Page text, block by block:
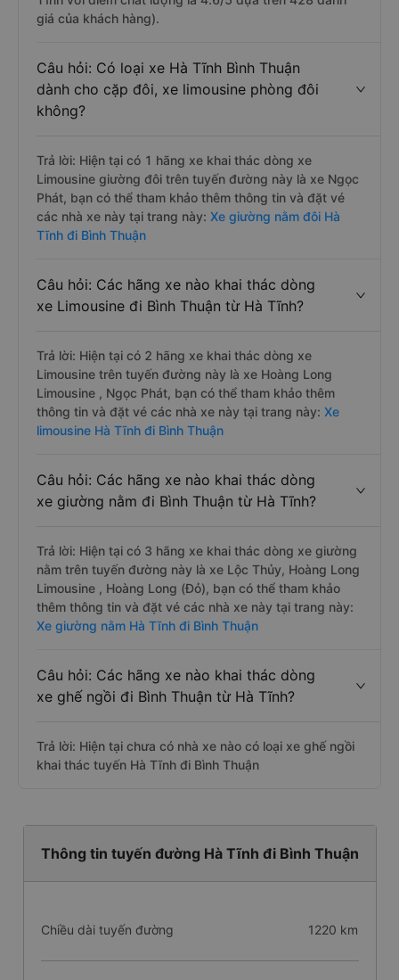
giá của khách hàng).
Câu hỏi: Có loại xe Hà Tĩnh Bình Thuận
dành cho cặp đôi, xe limousine phòng đôi
không?
Trả lời: Hiện tại có 1 hãng xe khai thác dòng xe
Limousine giường đôi trên tuyến đường này là xe Ngọc
Phát, bạn có thể tham khảo thêm thông tin và đặt vé
các nhà xe này tại trang này: Xe giường nằm đôi Hà
Tĩnh đi Bình Thuận
Câu hỏi: Các hãng xe nào khai thác dòng
xe Limousine đi Bình Thuận từ Hà Tĩnh?
Trả lời: Hiện tại có 2 hãng xe khai thác dòng xe
Limousine trên tuyến đường này là xe Hoàng Long
Limousine , Ngọc Phát, bạn có thể tham khảo thêm
thông tin và đặt vé các nhà xe này tại trang này: Xe
limousine Hà Tĩnh đi Bình Thuận
Câu hỏi: Các hãng xe nào khai thác dòng
xe giường nằm đi Bình Thuận từ Hà Tĩnh?
Trả lời: Hiện tại có 3 hãng xe khai thác dòng xe giường
nằm trên tuyến đường này là xe Lộc Thủy, Hoàng Long
Limousine , Hoàng Long (Đỏ), bạn có thể tham khảo
thêm thông tin và đặt vé các nhà xe này tại trang này:
Xe giường nằm Hà Tĩnh đi Bình Thuận
Câu hỏi: Các hãng xe nào khai thác dòng
xe ghế ngồi đi Bình Thuận từ Hà Tĩnh?
Trả lời: Hiện tại chưa có nhà xe nào có loại xe ghế ngồi
khai thác tuyến Hà Tĩnh đi Bình Thuận
Thông tin tuyến đường Hà Tĩnh đi Bình Thuận
Chiều dài tuyến đường 1220 km